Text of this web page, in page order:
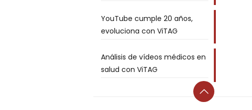
YouTube cumple 20 años,
evoluciona con ViTAG
Análisis de vídeos médicos en
salud con ViTAG